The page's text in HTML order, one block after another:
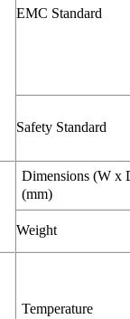
EMC Standard
Safety Standard
Dimensions (W x
(mm)
Weight
Temperature